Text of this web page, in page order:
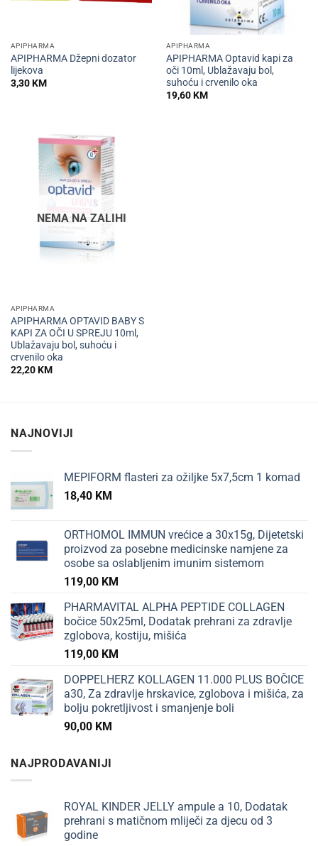
APIPHARMA
APIPHARMA Džepni dozator
lijekova
3,30KM
APIPHARMA
APIPHARMA Optavid kapi za
oči 10ml, Ublažavaju bol,
suhoću i crvenilo oka
19,60KM
NEMA NA ZALIHI
APIPHARMA
APIPHARMA OPTAVID BABY S
KAPI ZA OČI U SPREJU 10ml,
Ublažavaju bol, suhoću i
crvenilo oka
22,20KM
NAJNOVIJI
MEPIFORM flasteri za ožiljke 5x7,5cm 1 komad
18,40 KM
ORTHOMOL IMMUN vrećice a 30x15g, Dijetetski
proizvod za posebne medicinske namjene za
osobe sa oslabljenim imunim sistemom
119,00 KM
PHARMAVITAL ALPHA PEPTIDE COLLAGEN
bočice 50x25ml, Dodatak prehrani za zdravlje
zglobova, kostiju, mišića
119,00 KM
DOPPELHERZ KOLLAGEN 11.000 PLUS BOČICE
a30, Za zdravlje hrskavice, zglobova i mišića, za
bolju pokretljivost i smanjenje boli
90,00 KM
NAJPRODAVANIJI
ROYAL KINDER JELLY ampule a 10, Dodatak
prehrani s matičnom mliječi za djecu od 3
godine